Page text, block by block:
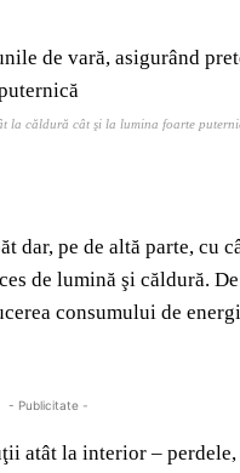
la căldură cât şi la lumina foarte
dar, pe de altă parte, cu
de lumină şi căldură.
consumului de
- Publicitate -
atât la interior –